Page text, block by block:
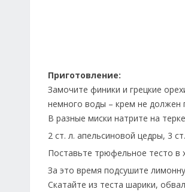
Приготовление:
Замочите финики и грецкие
немного воды – крем не должен
В разные миски натрите на
2 ст. л. апельсиновой цедры, 3
Поставьте трюфельное тесто в
За это время подсушите
Скатайте из теста шарики,